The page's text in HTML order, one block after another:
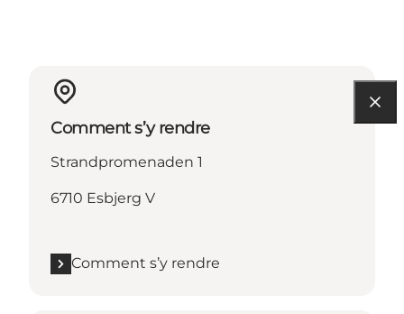
Comment s’y rendre
Strandpromenaden 1
6710 Esbjerg V
Comment s’y rendre